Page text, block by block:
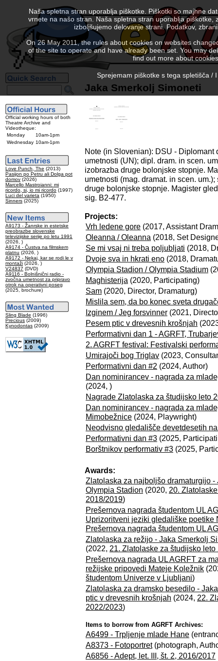
Official working hours of both
Theatre Archive and
Videotheque:
Monday
10am-1pm
Wednesday 10am-1pm
Love Punch, The (2013)
Pasijon po Petru ali Dolga pot
domov (2026)
Marcello Mastroianni: mi
ricordo, si, io mi ricordo (1997)
Luci del varieta (1950)
Sinners (2025)
A9173 - Žanrske in estetske
preobrazbe slovenske
televizijske serije po letu 1991
(2026, )
A9174 - Čustva na filmskem
platnu (2026, )
A9172 - Nekaj, kar se rodi le v
montaži (2026, )
V24837 (DVD)
A9116 - Bolnišnični radio -
zvočna umetnost za pripravo
otrok na operativni poseg
(2025, brochure)
Sling Blade (1996)
Precious (2009)
Kynodontas (2009)
Jaka Smerkolj Simoneti
Note (in Slovenian): DSU - Diplomant
umetnosti (UN); dipl. dram. in scen.
izobrazba druge bolonjske stopnje.
umetnosti (mag. dramat. in scen.
druge bolonjske stopnje. Magister
sig. B2-477.
Projects:
Vrh ledene gore (2017, Assistant
Oleanna / Oleanna (2018, Set
Se mi vsaj ni treba poljubljati (2018,
Dvoje sva in hkrati eno (2018,
Olympia Stadion / Olympia Stadium
Maghisterija (2020, Participating)
Sam (2020, Director, Dramaturg)
Mislila sem, da bo konec sveta
Izginem / Jeg forsvinner (2021,
Pesem ptic v drevesnih krošnjah
Performativni dan 1 - AGRFT,
2. AGRFT festival: Festivalski
Umirajoči bog Triglav (2023,
Performativni dan #2 (2024, Author)
Dan nominirancev - nagrada za
(2024, )
Nagrade Zlatolaska za študijsko leto
Dan nominirancev - nagrada za
Mimobežnice (2024, Playwright)
Neodvisno gledališče devetdesetih
Performativni dan #3 (2025,
Borštnikov performativ #3 (2025,
Awards:
Zlatolaska za najboljšo dramaturgijo
Olympia Stadion (2020, 20.
2018/2019)
Prešernova nagrada študentom UL
Uprizoritveni jeziki gledališke poetike
Prešernova nagrada študentom UL
Zlatolaska za režijo - Jaka Smerkolj
(2022, 21. Zlatolaske za študijsko leto
Prešernova nagrada UL AGRFT za
režijske pripovedi Mateje Koležnik
študentom Univerze v Ljubljani)
Zlatolaska za dramsko besedilo -
ptic v drevesnih krošnjah (2024, 22.
2022/2023)
Items to borrow from AGRFT Archives:
A6499 - Trpljenje mlade Hane
A8373 - Fotoportret(photograph,
A6856 - Adept, let. III, št. 2, 2016/2017
Naša spletna stran uporablja piškotke. Piškotki so majhne
vrnete na našo stran. Naša spletna stran uporablja
izboljšujemo delovanje strani. Podatkov,
On 26 May 2011, the rules about cookies on websites
of the site to operate and have already been set. You may
find out more about
Sprejemam piškotke s tega spletišča /